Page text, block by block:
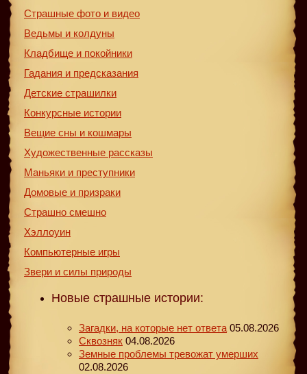
Страшные фото и видео
Ведьмы и колдуны
Кладбище и покойники
Гадания и предсказания
Детские страшилки
Конкурсные истории
Вещие сны и кошмары
Художественные рассказы
Маньяки и преступники
Домовые и призраки
Страшно смешно
Хэллоуин
Компьютерные игры
Звери и силы природы
Новые страшные истории:
Загадки, на которые нет ответа 05.08.2026
Сквозняк 04.08.2026
Земные проблемы тревожат умерших
02.08.2026